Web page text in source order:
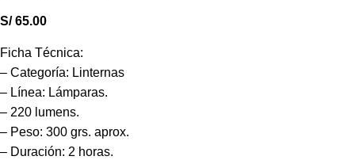
S/65.00
Ficha Técnica:
– Categoría: Linternas
– Línea: Lámparas.
– 220 lumens.
– Peso: 300 grs. aprox.
– Duración: 2 horas.